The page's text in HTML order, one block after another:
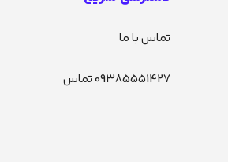
تماس با ما
09385551427 تماس